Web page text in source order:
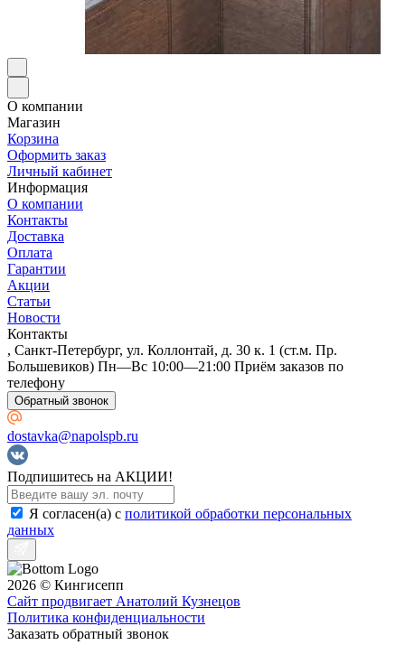
О компании
Магазин
Корзина
Оформить заказ
Личный кабинет
Информация
О компании
Контакты
Доставка
Оплата
Гарантии
Акции
Статьи
Новости
Контакты
, Санкт-Петербург, ул. Коллонтай, д. 30 к. 1 (ст.м. Пр.
Большевиков) Пн—Вс 10:00—21:00 Приём заказов по
телефону
Обратный звонок
dostavka@napolspb.ru
Подпишитесь на АКЦИИ!
Я согласен(a) с политикой обработки персональных
данных
2026 © Кингисепп
Сайт продвигает Анатолий Кузнецов
Политика конфиденциальности
Заказать обратный звонок